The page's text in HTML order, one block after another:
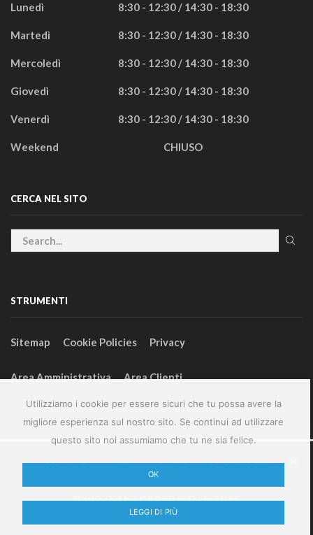
Utilizziamo i cookie per essere sicuri che tu possa avere la
migliore esperienza sul nostro sito. Se continui ad utilizzare
questo sito noi assumiamo che tu ne sia felice.
OK
LEGGI DI PIÙ
Lunedì 8:30 - 12:30 / 14:30 - 18:30
Martedì 8:30 - 12:30 / 14:30 - 18:30
Mercoledì 8:30 - 12:30 / 14:30 - 18:30
Giovedì 8:30 - 12:30 / 14:30 - 18:30
Venerdì 8:30 - 12:30 / 14:30 - 18:30
Weekend CHIUSO
CERCA NEL SITO
STRUMENTI
Sitemap Cookie Policies Privacy
Area Amministrativa Area Clienti
2024 – GeneralFarm srl – P.IVA 00127580355
Powered byCABER Informatica